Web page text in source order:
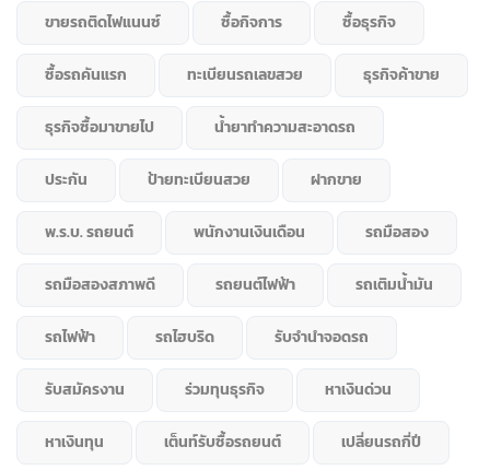
ขายรถติดไฟแนนซ์ ซื้อกิจการ ซื้อธุรกิจ
ซื้อรถคันแรก ทะเบียนรถเลขสวย ธุรกิจค้าขาย
ธุรกิจซื้อมาขายไป น้ำยาทำความสะอาดรถ
ประกัน ป้ายทะเบียนสวย ฝากขาย
พ.ร.บ. รถยนต์ พนักงานเงินเดือน รถมือสอง
รถมือสองสภาพดี รถยนต์ไฟฟ้า รถเติมน้ำมัน
รถไฟฟ้า รถไฮบริด รับจำนำจอดรถ
รับสมัครงาน ร่วมทุนธุรกิจ หาเงินด่วน
หาเงินทุน เต็นท์รับซื้อรถยนต์ เปลี่ยนรถกี่ปี